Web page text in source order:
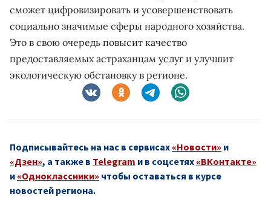
сможет цифровизировать и усовершенствовать
социально значимые сферы народного хозяйства.
Это в свою очередь повысит качество
предоставляемых астраханцам услуг и улучшит
экологическую обстановку в регионе.
Подписывайтесь на нас в сервисах «Новости» и
«Дзен», а также в Telegram и в соцсетях «ВКонтакте»
и «Одноклассники» чтобы оставаться в курсе
новостей региона.